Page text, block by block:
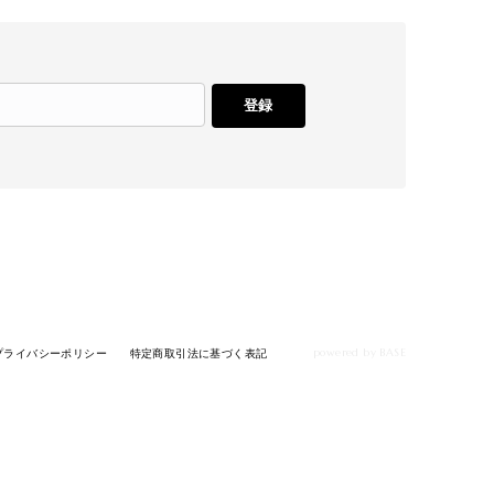
登録
ライバシーポリシー 特定商取引法に基づく表記